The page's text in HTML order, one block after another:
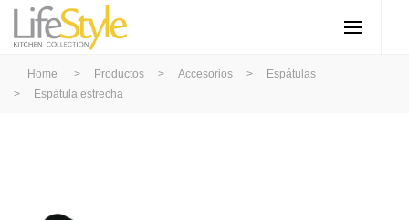
Home > Productos > Accesorios >
Espátulas
>
Espátula estrecha